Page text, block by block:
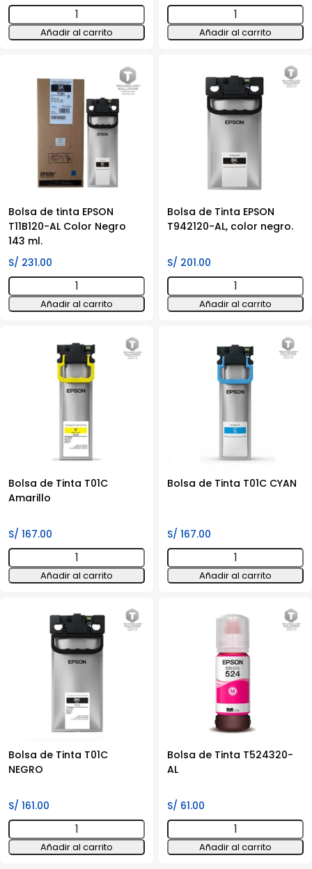
Bolsa
de
tinta
T11A320-
Magenta.
cantidad
Añadir al carrito
Bolsa
de
tinta
T11A420-
Añadir al carrito
Bolsa de tinta EPSON
T11B120-AL Color Negro
143 ml.
S/ 231.00
Bolsa
de
tinta
Añadir al carrito
Bolsa de Tinta EPSON
T942120-AL, color negro.
S/ 201.00
Bolsa
de
Tinta
Añadir al carrito
Bolsa de Tinta T01C
Amarillo
S/ 167.00
Bolsa
de
Tinta
cantidad
Añadir al carrito
Bolsa de Tinta T01C CYAN
S/ 167.00
Bolsa
de
Tinta
Añadir al carrito
Bolsa de Tinta T01C
NEGRO
S/ 161.00
Bolsa
de
Tinta
Añadir al carrito
Bolsa de Tinta T524320-
AL
S/ 61.00
Bolsa
de
Tinta
Añadir al carrito